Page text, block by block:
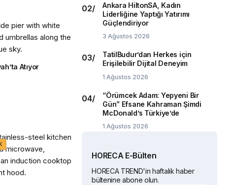
Atıyor
Ankara HiltonSA, Kadın
Liderliğine Yaptığı Yatırımı
Güçlendiriyor
3 Ağustos 2026
TatilBudur’dan Herkes için
Erişilebilir Dijital Deneyim
1 Ağustos 2026
“Örümcek Adam: Yepyeni Bir
Gün” Efsane Kahraman Şimdi
McDonald’s Türkiye’de
1 Ağustos 2026
HORECA E-Bülten
HORECA TREND'in haftalık haber
bültenine abone olun.